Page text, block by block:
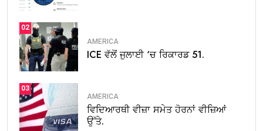
02
AMERICA
ICE ਵੱਲੋਂ ਜੁਲਾਈ ‘ਚ ਰਿਕਾਰਡ 51.
03
AMERICA
ਵਿਦਿਆਰਥੀ ਵੀਜ਼ਾ ਸਮੇਤ ਹੋਰਨਾਂ ਵੀਜ਼ਿਆਂ
ਉੱਤੇ.